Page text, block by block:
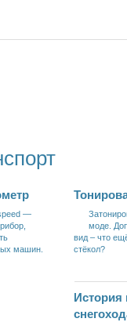
—
машин.
моде.
вид – что
стёкол?
История